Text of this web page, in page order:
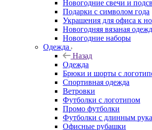
Новогодние свечи и
Подарки с символом года
Украшения для офиса к
Новогодняя вязаная
Новогодние наборы
Одежда
Назад
Одежда
Брюки и шорты с
Спортивная одежда
Ветровки
Футболки с логотипом
Промо футболки
Футболки с длинным
Офисные рубашки